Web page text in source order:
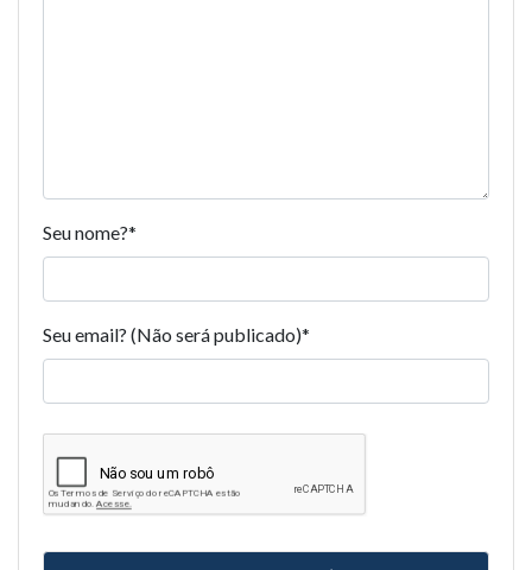
Seu nome?*
Seu email? (Não será publicado)*